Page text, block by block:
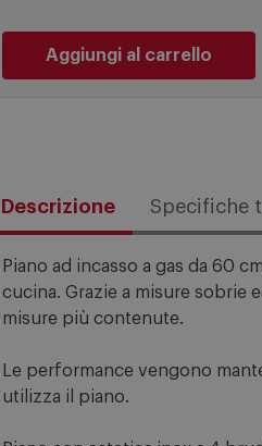
Descrizione Specifiche
Piano ad incasso a gas da 60
cucina. Grazie a misure sobrie
Le performance vengono